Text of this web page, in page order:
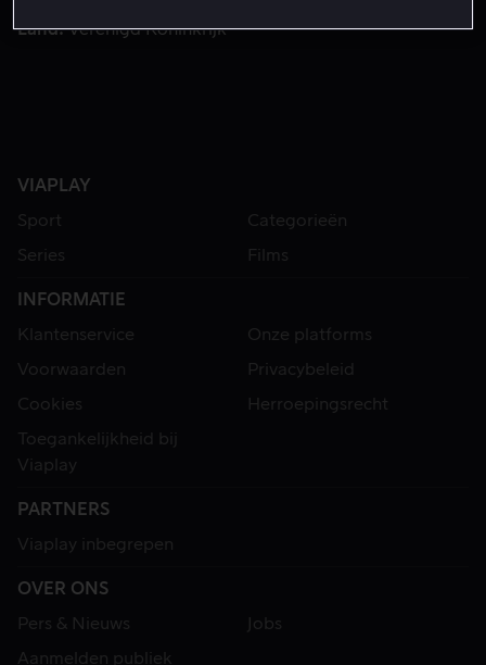
Land Verenigd Koninkrijk
VIAPLAY
Sport
Categorieën
Series
Films
INFORMATIE
Klantenservice
Onze platforms
Voorwaarden
Privacybeleid
Cookies
Herroepingsrecht
Toegankelijkheid bij
Viaplay
PARTNERS
Viaplay inbegrepen
OVER ONS
Pers & Nieuws
Jobs
Aanmelden publiek